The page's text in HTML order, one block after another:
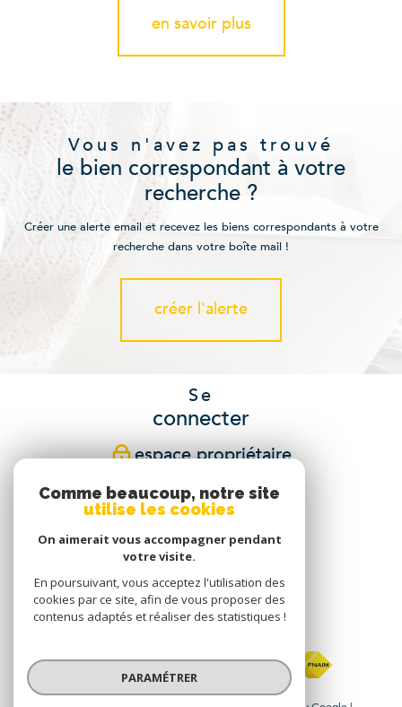
en savoir plus
Vous n'avez pas trouvé
le bien correspondant à votre
recherche ?
Créer une alerte email et recevez les biens correspondants à votre
recherche dans votre boîte mail !
créer l'alerte
Se
connecter
espace propriétaire
Nous
suivre
Nous
adhérons
Comme beaucoup, notre site
utilise les cookies
On aimerait vous accompagner pendant
votre visite.
En poursuivant, vous acceptez l'utilisation des
cookies par ce site, afin de vous proposer des
contenus adaptés et réaliser des statistiques !
PARAMÉTRER